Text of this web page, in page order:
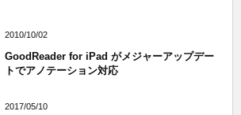
2010/10/02
GoodReader for iPad がメジャーアップデー
トでアノテーション対応
2017/05/10